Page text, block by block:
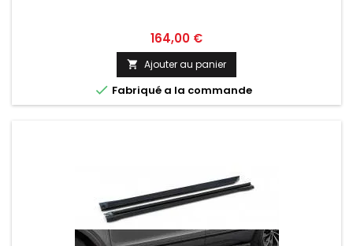
Prix
164,00 €
 Ajouter au panier
 Fabriqué a la commande